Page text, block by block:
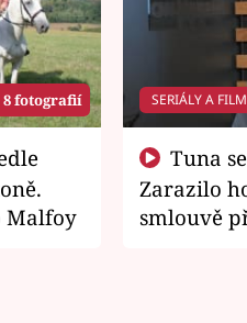
8 fotografií
Malfoy
SERIÁLY A
Zarazilo
smlouvě